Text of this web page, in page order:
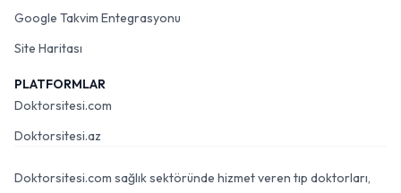
Google Takvim Entegrasyonu
Site Haritası
PLATFORMLAR
Doktorsitesi.com
Doktorsitesi.az
Doktorsitesi.com sağlık sektöründe hizmet veren tıp doktorları,